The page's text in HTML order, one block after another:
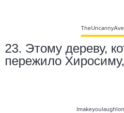
23. Этому дереву,
пережило